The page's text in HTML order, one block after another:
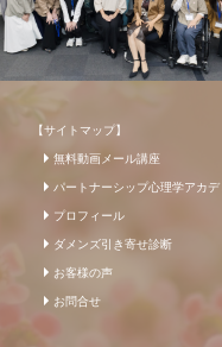
【サイトマップ】
無料動画メール講座
パートナーシップ心理学アカデ
プロフィール
ダメンズ引き寄せ診断
お客様の声
お問合せ